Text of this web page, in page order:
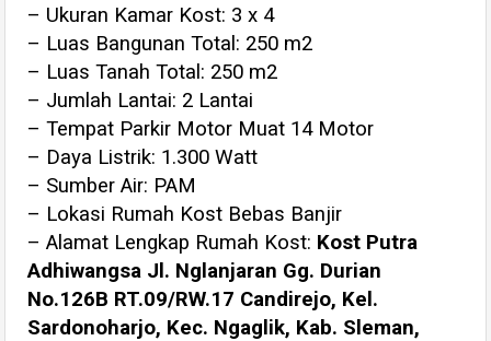
– Ukuran Kamar Kost: 3 x 4
– Luas Bangunan Total: 250 m2
– Luas Tanah Total: 250 m2
– Jumlah Lantai: 2 Lantai
– Tempat Parkir Motor Muat 14 Motor
– Daya Listrik: 1.300 Watt
– Sumber Air: PAM
– Lokasi Rumah Kost Bebas Banjir
– Alamat Lengkap Rumah Kost: Kost Putra
Adhiwangsa Jl. Nglanjaran Gg. Durian
No.126B RT.09/RW.17 Candirejo, Kel.
Sardonoharjo, Kec. Ngaglik, Kab. Sleman,